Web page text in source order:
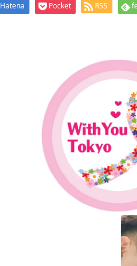
Hatena Pocket RSS